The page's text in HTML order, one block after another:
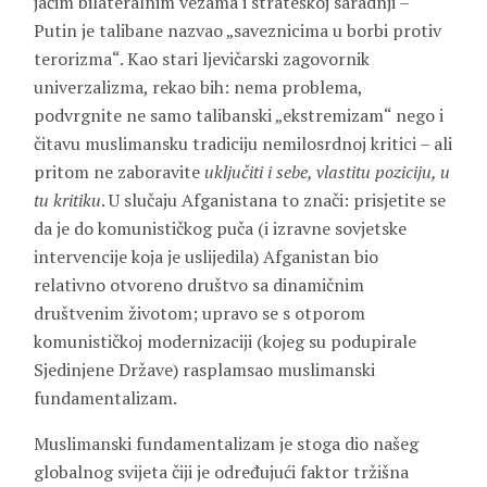
Putin je talibane nazvao „saveznicima u borbi protiv
terorizma“. Kao stari ljevičarski zagovornik
univerzalizma, rekao bih: nema problema,
podvrgnite ne samo talibanski „ekstremizam“ nego i
čitavu muslimansku tradiciju nemilosrdnoj kritici – ali
pritom ne zaboravite uključiti i sebe, vlastitu poziciju, u
tu kritiku. U slučaju Afganistana to znači: prisjetite se
da je do komunističkog puča (i izravne sovjetske
intervencije koja je uslijedila) Afganistan bio
relativno otvoreno društvo sa dinamičnim
društvenim životom; upravo se s otporom
komunističkoj modernizaciji (kojeg su podupirale
Sjedinjene Države) rasplamsao muslimanski
fundamentalizam.
Muslimanski fundamentalizam je stoga dio našeg
globalnog svijeta čiji je određujući faktor tržišna